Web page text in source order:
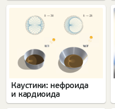
Каустики: нефроида
и кардиоида